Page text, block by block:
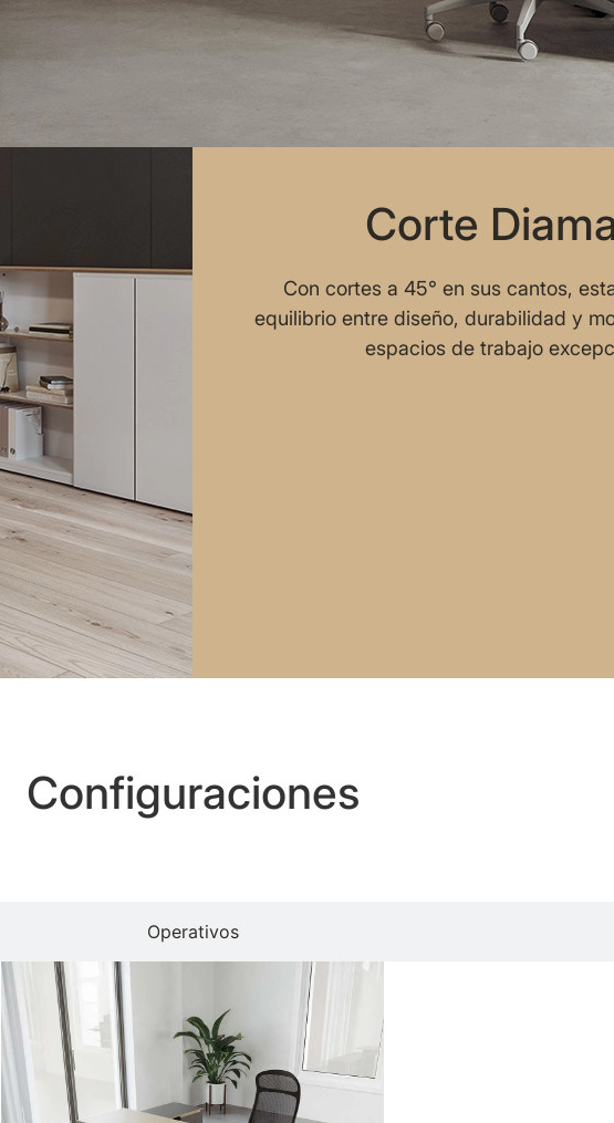
Corte
Con cortes a 45° en sus cantos,
equilibrio entre diseño, durabilidad y
espacios de trabajo
Configuraciones
Operativos